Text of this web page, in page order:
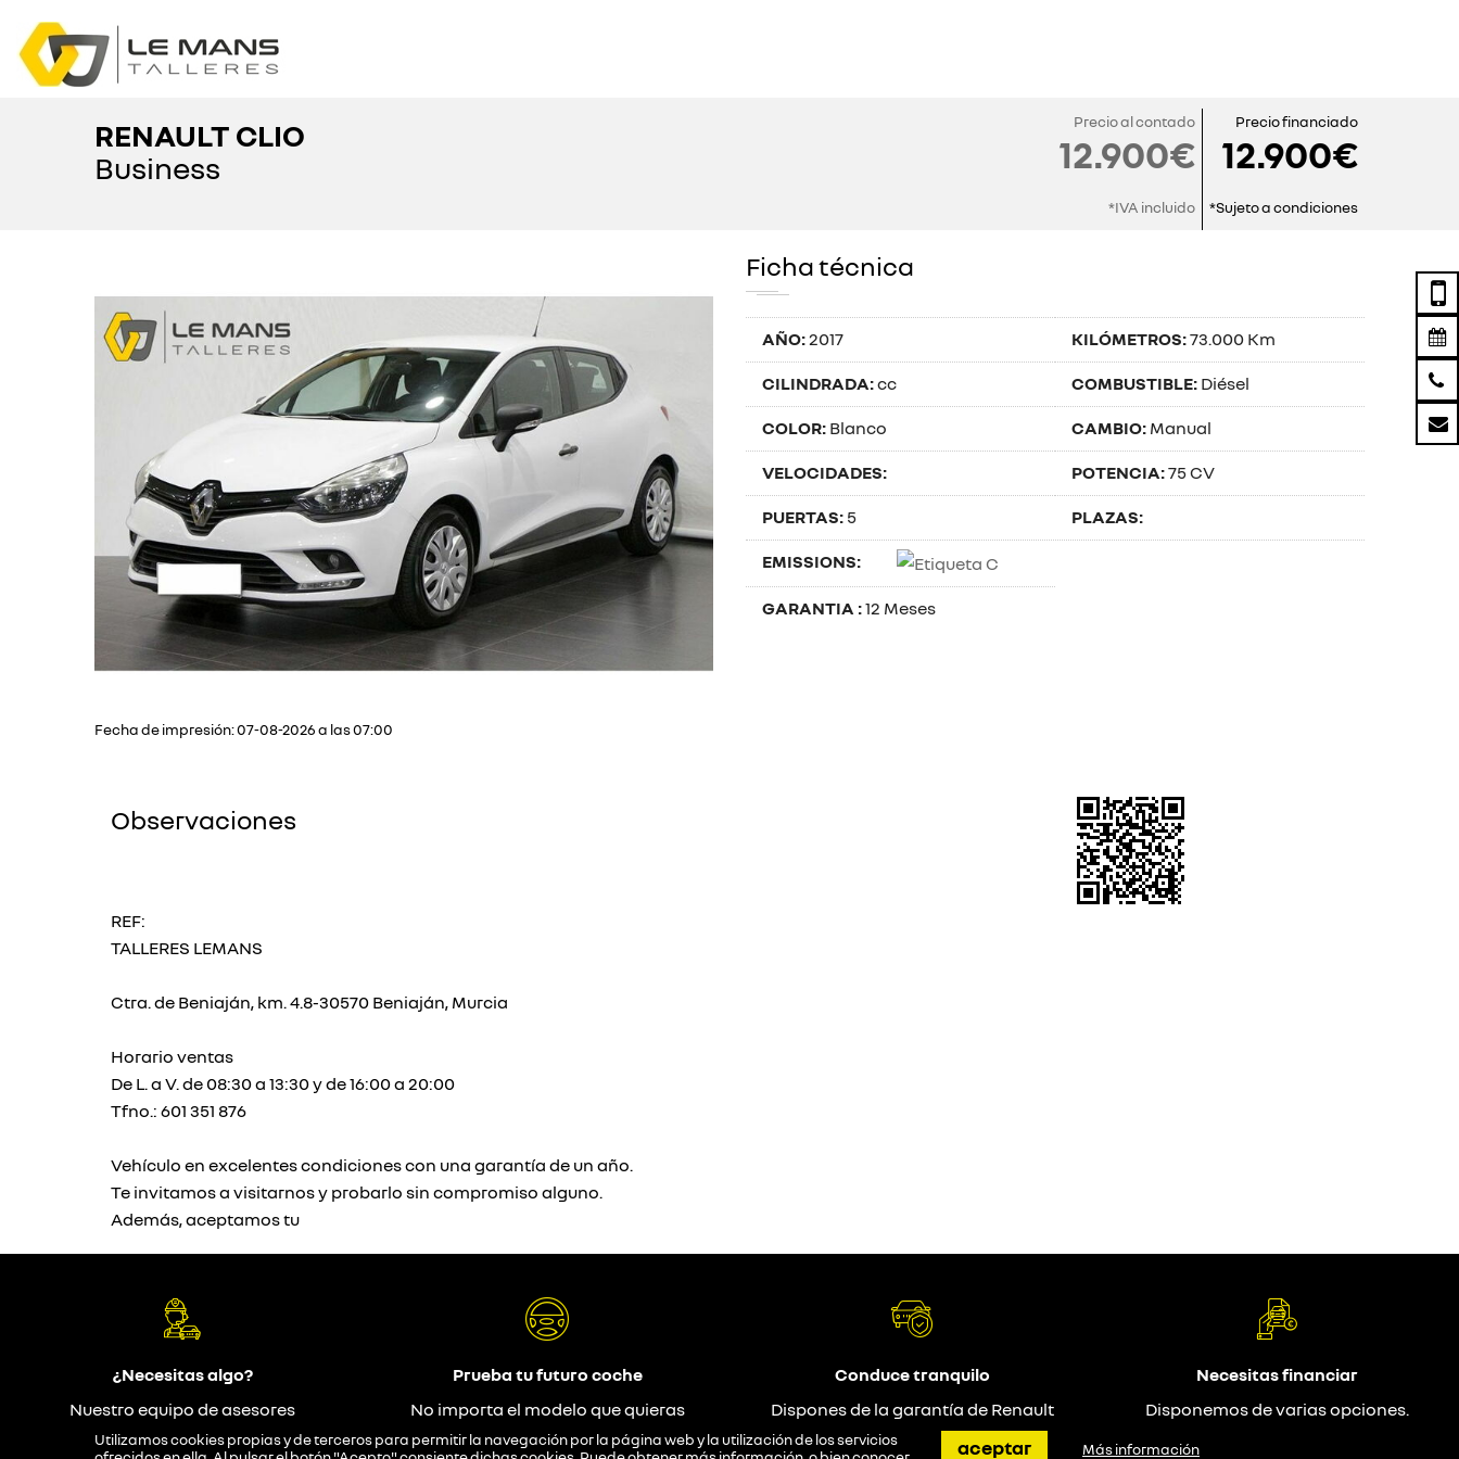
RENAULT CLIO
Business
Precio al contado
12.900€
*IVA incluido
Precio financiado
12.900€
*Sujeto a condiciones
Fecha de impresión: 07-08-2026 a las 07:00
Ficha técnica
AÑO:2017 KILÓMETROS:73.000 Km
CILINDRADA:cc COMBUSTIBLE: Diésel
COLOR: Blanco CAMBIO: Manual
VELOCIDADES: POTENCIA:75 CV
PUERTAS: 5 PLAZAS:
EMISSIONS:
GARANTIA :12 Meses
Observaciones
REF:
TALLERES LEMANS
Ctra. de Beniaján, km. 4.8-30570 Beniaján, Murcia
Horario ventas
De L. a V. de 08:30 a 13:30 y de 16:00 a 20:00
Tfno.: 601 351 876
Vehículo en excelentes condiciones con una garantía de un año.
Te invitamos a visitarnos y probarlo sin compromiso alguno.
Además, aceptamos tu
Utilizamos cookies propias y de terceros para permitir la navegación por la página web y la utilización de los servicios
aceptar Más información
¿Necesitas algo?
Nuestro equipo de asesores
responderán tus dudas
Prueba tu futuro coche
No importa el modelo que quieras
probar
Conduce tranquilo
Dispones de la garantía de Renault
Necesitas financiar
Disponemos de varias opciones.